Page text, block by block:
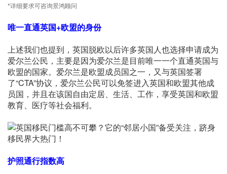
*详细要求可咨询景鸿顾问
唯一直通英国+欧盟的身份
上述我们也提到，英国脱欧以后许多英国人也选择申请成为
爱尔兰公民，主要是因为爱尔兰是目前唯一一个直通英国与
欧盟的国家。爱尔兰是欧盟成员国之一，又与英国签署
了“CTA”协议，爱尔兰公民可以免签进入英国和欧盟其他成
员国，并且在该国自由定居、生活、工作，享受英国和欧盟
教育、医疗等社会福利。
护照通行指数高